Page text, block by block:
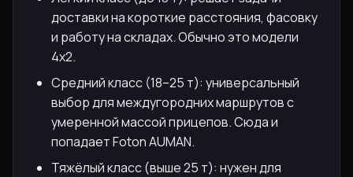
доставки на короткие расстояния, фасовку
и работу на складах. Обычно это модели
4x2.
Средний класс (18–25 т): универсальный
выбор для междугородних маршрутов с
умеренной массой прицепов. Сюда и
попадает Foton AUMAN.
Тяжёлый класс (выше 25 т): нужен для